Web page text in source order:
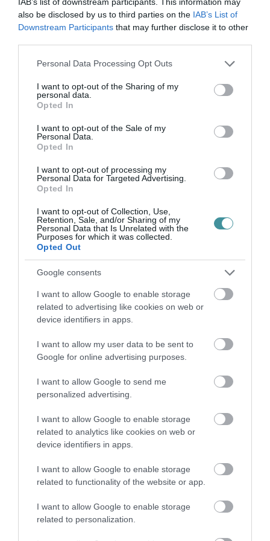
also be disclosed by us to third parties on the IAB’s List of
Downstream Participants that may further disclose it to other
Please note that this website/app uses one or more Google
not limited to your visit or usage behaviour. You may click to
grant or deny consent to Google and its third-party tags to
use your data for below specified purposes in below Google
consent section.
Personal Data Processing Opt Outs
I want to opt-out of the Sharing of my
personal data.
Opted In
I want to opt-out of the Sale of my
Personal Data.
Opted In
I want to opt-out of processing my
Personal Data for Targeted Advertising.
Opted In
I want to opt-out of Collection, Use,
Retention, Sale, and/or Sharing of my
Personal Data that Is Unrelated with the
Purposes for which it was collected.
Opted Out
Google consents
I want to allow Google to enable storage
related to advertising like cookies on web or
device identifiers in apps.
I want to allow my user data to be sent to
Google for online advertising purposes.
I want to allow Google to send me
personalized advertising.
I want to allow Google to enable storage
related to analytics like cookies on web or
device identifiers in apps.
I want to allow Google to enable storage
related to functionality of the website or app.
I want to allow Google to enable storage
related to personalization.
eredeti cikkbenmegtekinthető.
#GALLERY_34#
(Fotók: Dernovics Tamás / magyarepitok.hu)
Ne maradjon le a legfrissebb hírekről, kövessen
bennünket az EGRI ÜGYEK Google Hírek oldalán!
VISSZA A FŐOLDALRA
Legfrissebb híreink
AZ ENDODONCIÁBAN
NÉLKÜLÖZHETETLEN ESZKÖZÖK
2026. augusztus 09 Promóció
BELVÁROSÁBAN: ÜZLETEK KIRAKATA...
2026. augusztus 09|Riasztó